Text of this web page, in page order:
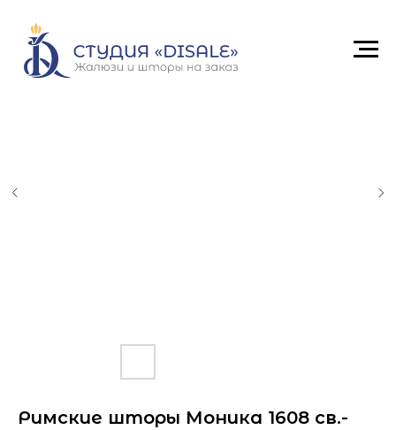
Римские шторы Моника 1608 св.-